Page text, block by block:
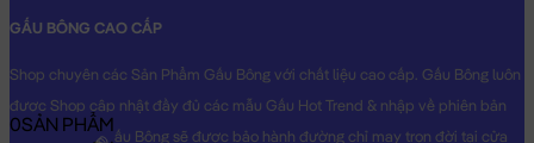
GẤU BÔNG CAO CẤP
Shop chuyên các Sản Phẩm Gấu Bông với chất liệu cao cấp. Gấu Bông luôn
được Shop cập nhật đầy đủ các mẫu Gấu Hot Trend & nhập về phiên bản
Original nhất. Gấu Bông sẽ được bảo hành đường chỉ may trọn đời tại cửa
0SẢN PHẨM